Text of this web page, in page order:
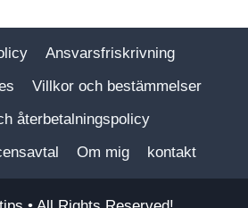
Ansvarsfriskrivning
Villkor och bestämmelser
återbetalningspolicy
Om mig kontakt